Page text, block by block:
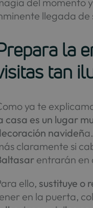
llegada de
la
tan
ya te
casa es un lugar
navideñ
claramente si
entrarán en
ello, sustituye o
en la puerta,